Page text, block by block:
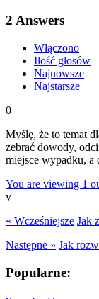
2 Answers
Włączono
Ilość głosów
Najnowsze
Najstarsze
0
Myślę, że to temat
zebrać dowody,
miejsce wypadku, a
You are viewing 1
v
« Wcześniejsze Jak
Następne » Jak
Popularne: